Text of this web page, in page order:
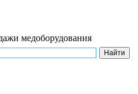
медоборудования